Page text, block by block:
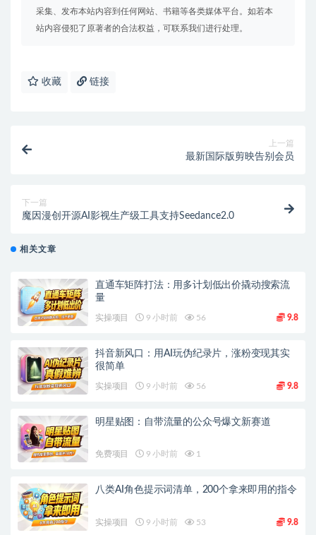
采集、发布本站内容到任何网站、书籍等各类媒体平台。如若本
站内容侵犯了原著者的合法权益，可联系我们进行处理。
收藏 链接
上一篇
最新国际版剪映告别会员
下一篇
魔因漫创开源AI影视生产级工具支持Seedance2.0
相关文章
直通车矩阵打法：用多计划低出价撬动搜索流
量
实操项目 9 小时前 56 9.8
抖音新风口：用AI玩伪纪录片，涨粉变现其实
很简单
实操项目 9 小时前 56 9.8
明星贴图：自带流量的公众号爆文新赛道
免费项目 9 小时前 1
八类AI角色提示词清单，200个拿来即用的指令
实操项目 9 小时前 53 9.8